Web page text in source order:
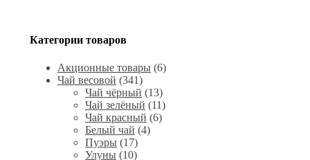
Категории товаров
Акционные товары (6)
Чай весовой (341)
Чай чёрный (13)
Чай зелёный (11)
Чай красный (6)
Белый чай (4)
Пуэры (17)
Улуны (10)